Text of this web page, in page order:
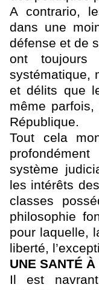
A contrario,
dans une
défense et de
ont toujours
systématique,
et délits que
même
République.
Tout cela
système
les intérêts
classes
philosophie
pour laquelle,
liberté,
UNE SANTÉ
Il est